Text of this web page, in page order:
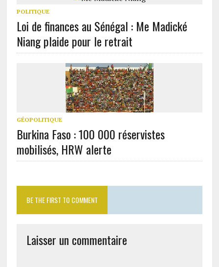
POLITIQUE
Loi de finances au Sénégal : Me Madické
Niang plaide pour le retrait
GÉOPOLITIQUE
Burkina Faso : 100 000 réservistes
mobilisés, HRW alerte
BE THE FIRST TO COMMENT
Laisser un commentaire